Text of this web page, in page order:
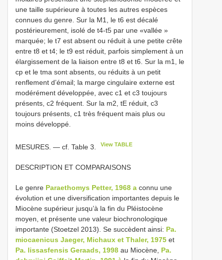
une taille supérieure à toutes les autres espèces
connues du genre. Sur la M1, le t6 est décalé
postérieurement, isolé de t4-t5 par une «vallée »
marquée; le t7 est absent ou réduit à une petite crête
entre t8 et t4; le t9 est réduit, parfois simplement à un
élargissement de la liaison entre t8 et t6. Sur la m1, le
cp et le tma sont absents, ou réduits à un petit
renflement d’émail; la marge cingulaire externe est
modérément développée, avec c1 et c3 toujours
présents, c2 fréquent. Sur la m2, tE réduit, c3
toujours présents, c1 très fréquent mais plus ou
moins développé.
MESURES. — cf. Table 3. View TABLE
DESCRIPTION ET COMPARAISONS
Le genre Paraethomys Petter, 1968 a connu une
évolution et une diversification importantes depuis le
Miocène supérieur jusqu’à la fin du Pléistocène
moyen, et présente une valeur biochronologique
importante (Stoetzel 2013). Se succèdent ainsi: Pa.
miocaenicus Jaeger, Michaux et Thaler, 1975 et
Pa. lissasfensis Geraads, 1998 au Miocène, Pa.